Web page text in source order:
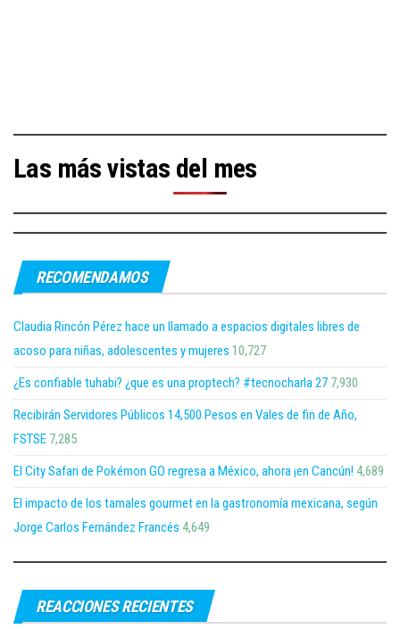
Las más vistas del mes
RECOMENDAMOS
Claudia Rincón Pérez hace un llamado a espacios digitales libres de
acoso para niñas, adolescentes y mujeres 10,727
¿Es confiable tuhabi? ¿que es una proptech? #tecnocharla 27 7,930
Recibirán Servidores Públicos 14,500 Pesos en Vales de fin de Año,
FSTSE 7,285
El City Safari de Pokémon GO regresa a México, ahora ¡en Cancún! 4,689
El impacto de los tamales gourmet en la gastronomía mexicana, según
Jorge Carlos Fernández Francés 4,649
REACCIONES RECIENTES